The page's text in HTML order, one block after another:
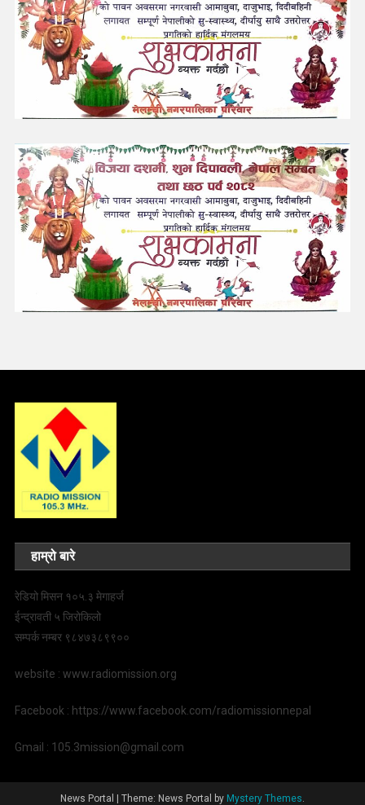
हाम्रो बारे
रेडियो मिसन १०५.३ मेगाहर्ज
ईन्द्रावती ५ जिरोकिलो
सम्पर्क नम्बर ९८४७३८९९००
website : www.radiomission.org
Facebook : https://www.facebook.com/radiomissionnepal
Gmail : 105.3mission@gmail.com
News Portal Theme: News Portal by Mystery Themes.